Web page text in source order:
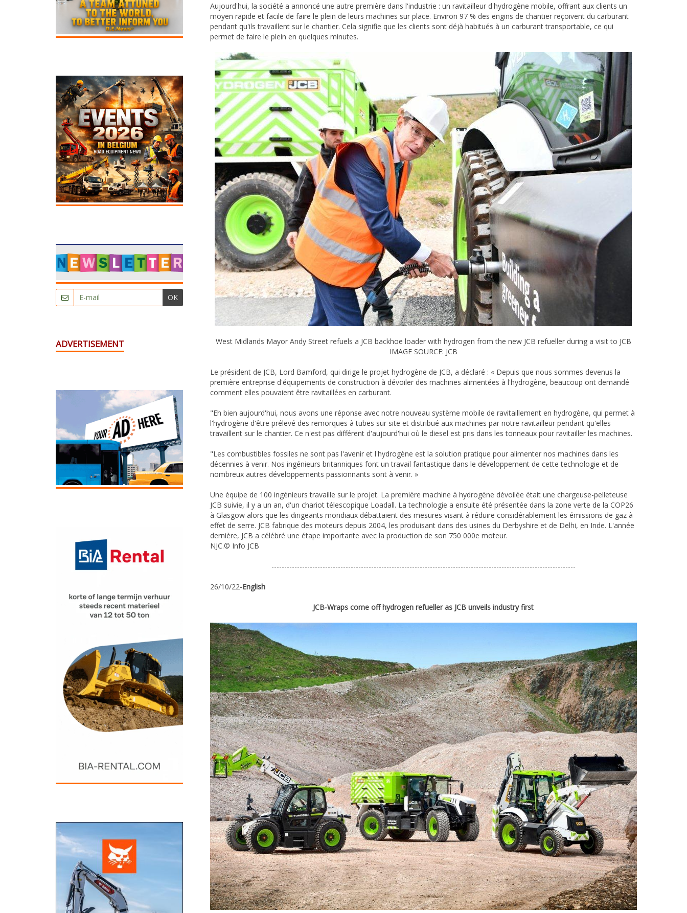
Aujourd'hui, la société a annoncé une autre première dans l'industrie : un ravitailleur d'hydrogène mobile, offrant aux clients un
moyen rapide et facile de faire le plein de leurs machines sur place. Environ 97 % des engins de chantier reçoivent du carburant
pendant qu'ils travaillent sur le chantier. Cela signifie que les clients sont déjà habitués à un carburant transportable, ce qui
permet de faire le plein en quelques minutes.
West Midlands Mayor Andy Street refuels a JCB backhoe loader with hydrogen from the new JCB refueller during a visit to JCB
IMAGE SOURCE: JCB
Le président de JCB, Lord Bamford, qui dirige le projet hydrogène de JCB, a déclaré : « Depuis que nous sommes devenus la
première entreprise d'équipements de construction à dévoiler des machines alimentées à l'hydrogène, beaucoup ont demandé
comment elles pouvaient être ravitaillées en carburant.
"Eh bien aujourd'hui, nous avons une réponse avec notre nouveau système mobile de ravitaillement en hydrogène, qui permet à
l'hydrogène d'être prélevé des remorques à tubes sur site et distribué aux machines par notre ravitailleur pendant qu'elles
travaillent sur le chantier. Ce n'est pas différent d'aujourd'hui où le diesel est pris dans les tonneaux pour ravitailler les machines.
"Les combustibles fossiles ne sont pas l'avenir et l'hydrogène est la solution pratique pour alimenter nos machines dans les
décennies à venir. Nos ingénieurs britanniques font un travail fantastique dans le développement de cette technologie et de
nombreux autres développements passionnants sont à venir. »
Une équipe de 100 ingénieurs travaille sur le projet. La première machine à hydrogène dévoilée était une chargeuse-pelleteuse
JCB suivie, il y a un an, d'un chariot télescopique Loadall. La technologie a ensuite été présentée dans la zone verte de la COP26
à Glasgow alors que les dirigeants mondiaux débattaient des mesures visant à réduire considérablement les émissions de gaz à
effet de serre. JCB fabrique des moteurs depuis 2004, les produisant dans des usines du Derbyshire et de Delhi, en Inde. L'année
dernière, JCB a célébré une étape importante avec la production de son 750 000e moteur.
NJC.© Info JCB
-----------------------------------------------------------------------------------------------------------------------
26/10/22-English
JCB-Wraps come off hydrogen refueller as JCB unveils industry first
OK
ADVERTISEMENT